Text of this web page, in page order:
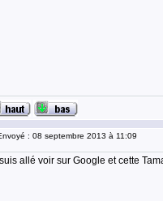
: 08 septembre 2013 à 11:09
allé voir sur Google et cette